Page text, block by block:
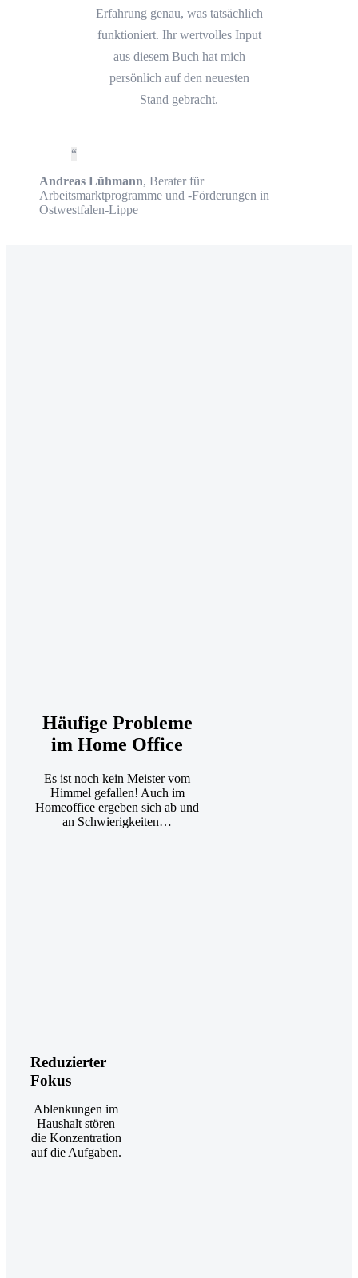
Erfahrung genau, was tatsächlich
funktioniert. Ihr wertvolles Input
aus diesem Buch hat mich
persönlich auf den neuesten
Stand gebracht.
Andreas Lühmann,Berater für
Arbeitsmarktprogramme und -Förderungen in
Ostwestfalen-Lippe
Häufige Probleme
im Home Office
Es ist noch kein Meister vom
Himmel gefallen! Auch im
Homeoffice ergeben sich ab und
an Schwierigkeiten…
Reduzierter
Fokus
Ablenkungen im
Haushalt stören
die Konzentration
auf die Aufgaben.